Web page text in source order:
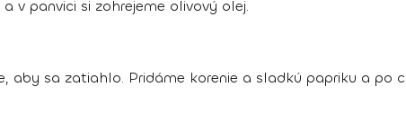
v panvici si zohrejeme olivový olej.
aby sa zatiahlo. Pridáme korenie a sladkú papriku a po